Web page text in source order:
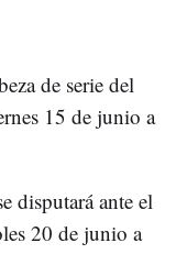
de serie del
15 de junio a
disputará ante el
20 de junio a